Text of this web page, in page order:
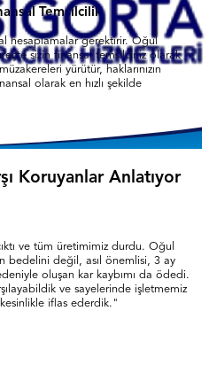
Temsilcilik
hesaplamalar gerektirir. Oğul
sizin finansal temsilciniz olarak
yürütür, haklarınızın
olarak en hızlı şekilde
Koruyanlar Anlatıyor
ve tüm üretimimiz durdu. Oğul
bedelini değil, asıl önemlisi, 3 ay
oluşan kar kaybımı da ödedi.
ve sayelerinde işletmemiz
iflas ederdik."